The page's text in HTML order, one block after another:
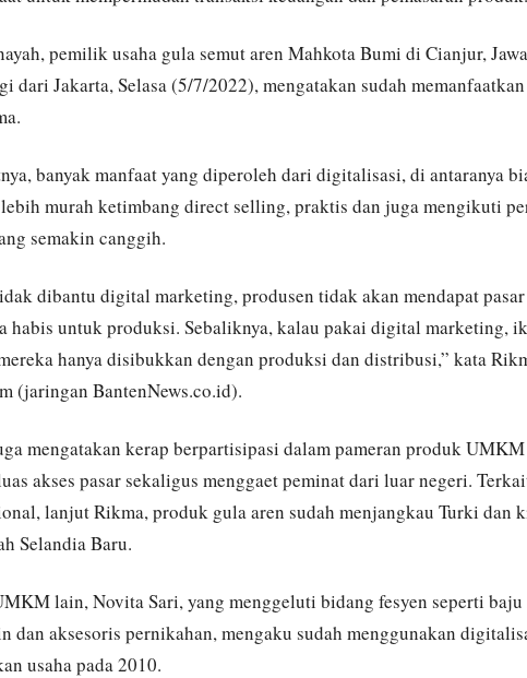
pemilik usaha gula semut aren Mahkota Bumi di Cianjur,
dari Jakarta, Selasa (5/7/2022), mengatakan sudah
banyak manfaat yang diperoleh dari digitalisasi, di antaranya
murah ketimbang direct selling, praktis dan juga mengikuti
semakin canggih.
dibantu digital marketing, produsen tidak akan mendapat
habis untuk produksi. Sebaliknya, kalau pakai digital marketing,
hanya disibukkan dengan produksi dan distribusi,” kata
(jaringan BantenNews.co.id).
mengatakan kerap berpartisipasi dalam pameran produk
akses pasar sekaligus menggaet peminat dari luar negeri.
lanjut Rikma, produk gula aren sudah menjangkau Turki dan
Selandia Baru.
lain, Novita Sari, yang menggeluti bidang fesyen seperti baju
dan aksesoris pernikahan, mengaku sudah menggunakan
usaha pada 2010.